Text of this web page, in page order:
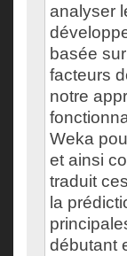
analyser
basée
facteurs
notre
Weka
et ainsi
traduit
la
débutant